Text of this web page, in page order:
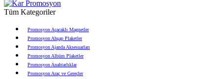
Tüm Kategoriler
Promosyon Açacaklı Magnetler
Promosyon Ahşap Plaketler
Promosyon Ajanda Aksesuarları
Promosyon Albüm Plaketler
Promosyon Anahtarlıklar
Promosyon Araç ve Gereçler